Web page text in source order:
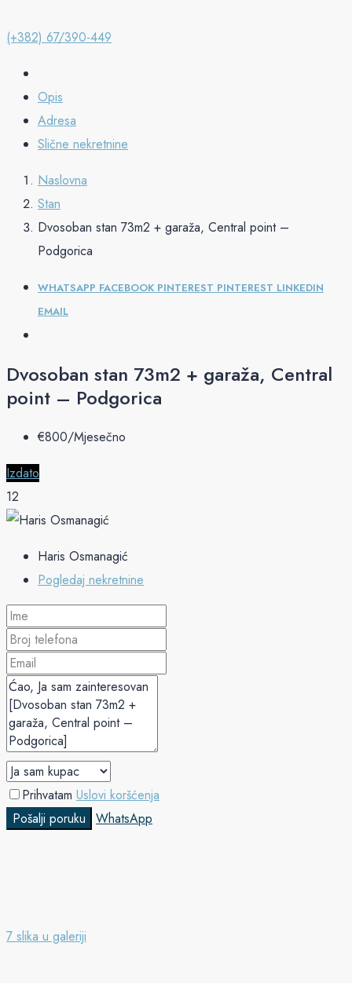
(+382) 67/390-449
Opis
Adresa
Slične nekretnine
Naslovna
Stan
Dvosoban stan 73m2 + garaža, Central point –
Podgorica
WHATSAPP FACEBOOK PINTEREST PINTEREST LINKEDIN
EMAIL
Dvosoban stan 73m2 + garaža, Central
point – Podgorica
€‎800/Mjesečno
Izdato
12
Haris Osmanagić
Pogledaj nekretnine
Prihvatam Uslovi koršćenja
Pošalji poruku
WhatsApp
7 slika u galeriji